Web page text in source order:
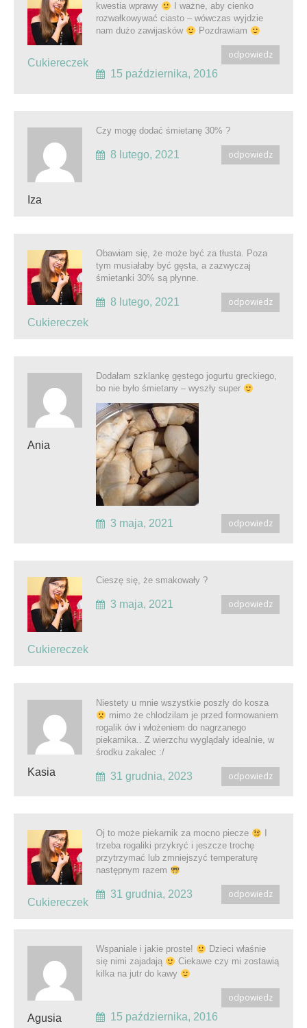
Cukiereczek
kwestia wprawy
I ważne, aby cienko
rozwałkowywać ciasto – wówczas wyjdzie
nam dużo zawijasków
Pozdrawiam
odpowiedz
15 października, 2016
Iza
Czy mogę dodać śmietanę 30% ?
odpowiedz
8 lutego, 2021
Cukiereczek
Obawiam się, że może być za tłusta. Poza
tym musiałaby być gęsta, a zazwyczaj
śmietanki 30% są płynne.
odpowiedz
8 lutego, 2021
Ania
Dodałam szklankę gęstego jogurtu greckiego,
bo nie było śmietany – wyszły super
odpowiedz
3 maja, 2021
Cukiereczek
Cieszę się, że smakowały ?
odpowiedz
3 maja, 2021
Kasia
Niestety u mnie wszystkie poszły do kosza
mimo że chlodzilam je przed formowaniem
rogalik ów i włożeniem do nagrzanego
piekarnika.. Z wierzchu wyglądały idealnie, w
środku zakalec :/
odpowiedz
31 grudnia, 2023
Cukiereczek
Oj to może piekarnik za mocno piecze
trzeba rogaliki przykryć i jeszcze trochę
przytrzymać lub zmniejszyć temperaturę
następnym razem
odpowiedz
31 grudnia, 2023
Agusia
Wspaniale i jakie proste!
Dzieci właśnie
się nimi zajadają
Ciekawe czy mi zostawią
kilka na jutr do kawy
odpowiedz
15 października, 2016